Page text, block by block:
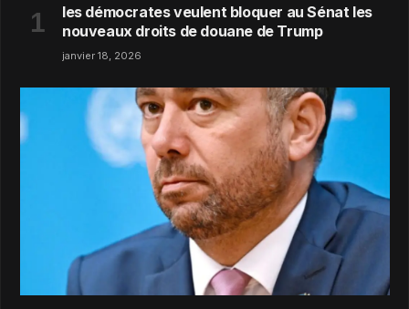
les démocrates veulent bloquer au Sénat les
nouveaux droits de douane de Trump
janvier 18, 2026